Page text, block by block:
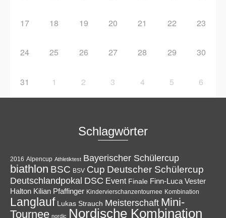
17 18 19 20 21 22 23
24 25 26 27 28 29 30
31 1 2 3 4 5 6
Schlagwörter
2016 Alpencup Athletiktest Bayerischer Schülercup
biathlon BSC BSV Cup Deutscher Schülercup
Deutschlandpokal DSC Event Finale Finn-Luca Vester
Halton Kilian Pfaffinger Kindervierschanzentournee Kombination
Langlauf Lukas Strauch Meisterschaft Mini-
Tournee nordic Nordische Kombination